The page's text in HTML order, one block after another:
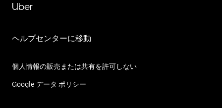
Uber
ヘルプセンターに移動
個人情報の販売または共有を許可しない
Google データ ポリシー